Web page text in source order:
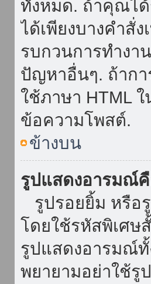
ทั้งหมด. ถ้าคุณไ
ได้เพียงบางคำสั่
รบกวนการทำงา
ปัญหาอื่นๆ. ถ้ากา
ใช้ภาษา HTML
ข้อความโพสต์.
ข้างบน
รูปแสดงอารมณ์คื
รูปรอยยิ้ม หรือ
โดยใช้รหัสพิเศษ
รูปแสดงอารมณ์
พยายามอย่าใช้รู